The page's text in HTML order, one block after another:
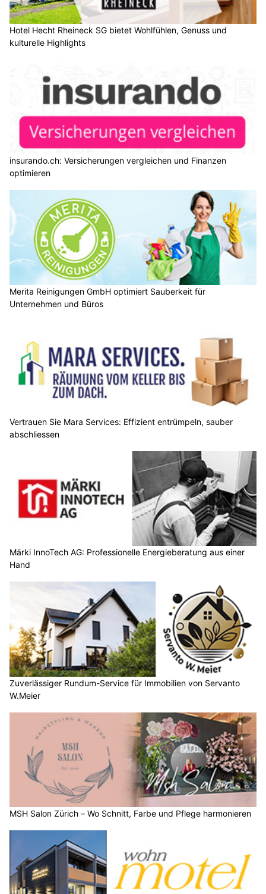
Hotel Hecht Rheineck SG bietet Wohlfühlen, Genuss und
kulturelle Highlights
insurando.ch: Versicherungen vergleichen und Finanzen
optimieren
Merita Reinigungen GmbH optimiert Sauberkeit für
Unternehmen und Büros
Vertrauen Sie Mara Services: Effizient entrümpeln, sauber
abschliessen
Märki InnoTech AG: Professionelle Energieberatung aus einer
Hand
Zuverlässiger Rundum-Service für Immobilien von Servanto
W.Meier
MSH Salon Zürich – Wo Schnitt, Farbe und Pflege harmonieren